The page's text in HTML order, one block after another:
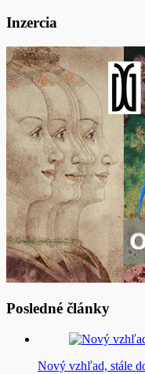
Inzercia
Posledné články
Nový vzhľad, stále